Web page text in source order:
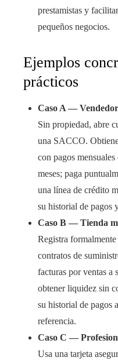
prestamistas y
pequeños negocios.
Ejemplos
prácticos
Caso A —
Sin propiedad, abre
una SACCO.
con pagos
meses; paga
una línea de crédito
su historial de pagos
Caso B — Tienda
Registra
contratos de
facturas por ventas a
obtener liquidez sin
su historial de pagos
referencia.
Caso C —
Usa una tarjeta